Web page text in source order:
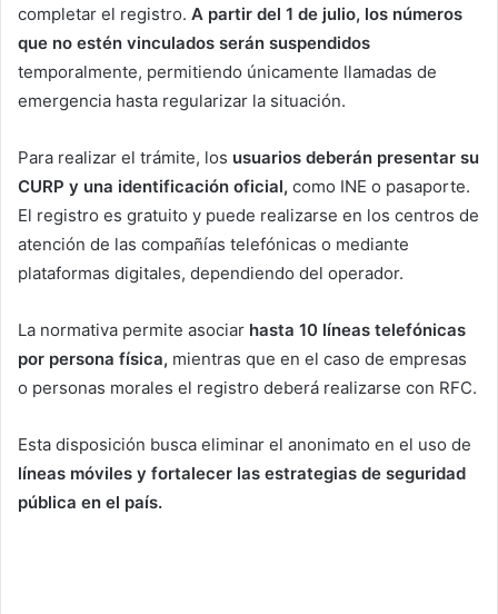
completar el registro. A partir del 1 de julio, los números
que no estén vinculados serán suspendidos
temporalmente, permitiendo únicamente llamadas de
emergencia hasta regularizar la situación.
Para realizar el trámite, los usuarios deberán presentar su
CURP y una identificación oficial, como INE o pasaporte.
El registro es gratuito y puede realizarse en los centros de
atención de las compañías telefónicas o mediante
plataformas digitales, dependiendo del operador.
La normativa permite asociar hasta 10 líneas telefónicas
por persona física, mientras que en el caso de empresas
o personas morales el registro deberá realizarse con RFC.
Esta disposición busca eliminar el anonimato en el uso de
líneas móviles y fortalecer las estrategias de seguridad
pública en el país.